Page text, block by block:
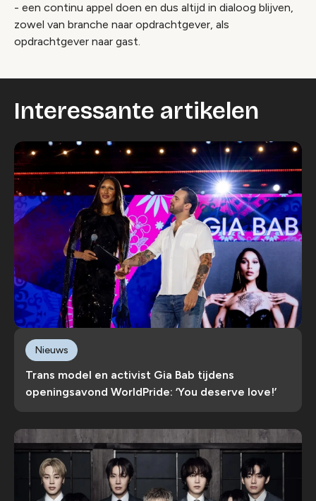
- een continu appel doen en dus altijd in dialoog blijven,
zowel van branche naar opdrachtgever, als
opdrachtgever naar gast.
Interessante artikelen
Trans model en activist Gia Bab tijdens
openingsavond WorldPride: ‘You deserve love!’
Nieuws